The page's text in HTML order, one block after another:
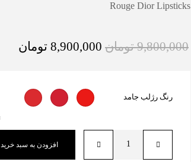
Rouge Dior Lipsticks
9,800,000 تومان 8,900,000 تومان
رنگ رژلب جامد
افزودن به سبد خرید